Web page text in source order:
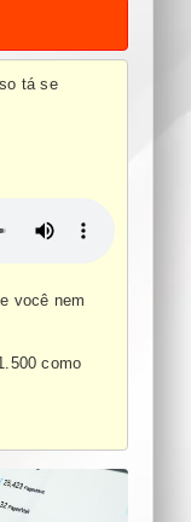
tá se
você nem
como